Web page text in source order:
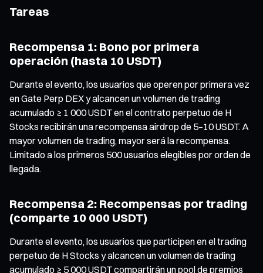
Tareas
Recompensa 1: Bono por primera
operación (hasta 10 USDT)
Durante el evento, los usuarios que operen por primera vez
en Gate Perp DEX y alcancen un volumen de trading
acumulado ≥ 1 000 USDT en el contrato perpetuo de H
Stocks recibirán una recompensa airdrop de 5–10 USDT. A
mayor volumen de trading, mayor será la recompensa.
Limitado a los primeros 500 usuarios elegibles por orden de
llegada.
Recompensa 2: Recompensas por trading
(comparte 10 000 USDT)
Durante el evento, los usuarios que participen en el trading
perpetuo de H Stocks y alcancen un volumen de trading
acumulado ≥ 5 000 USDT compartirán un pool de premios